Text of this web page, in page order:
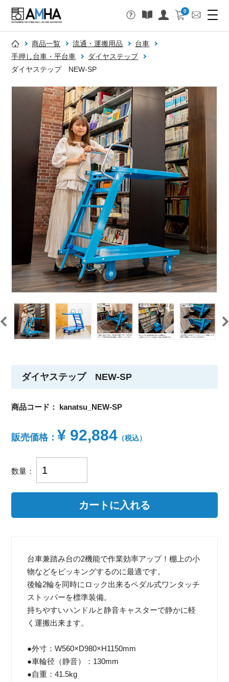
0
商品一覧 流通・運搬用品
台車
手押し台車・平台車
ダイヤステップ
ダイヤステップ NEW-SP
ダイヤステップ NEW-SP
商品コード： kanatsu_NEW-SP
販売価格： ¥ 92,884 （税込）
数量：
台車兼踏み台の2機能で作業効率アップ！棚上の小
物などをピッキングするのに最適です。
後輪2輪を同時にロック出来るペダル式ワンタッチ
ストッパーを標準装備。
持ちやすいハンドルと静音キャスターで静かに軽
く運搬出来ます。
●外寸：W560×D980×H1150mm
●車輪径（静音）：130mm
●自重：41.5kg